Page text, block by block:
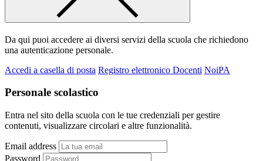
Da qui puoi accedere ai diversi servizi della scuola che richiedono
una autenticazione personale.
Accedi a casella di posta Registro elettronico Docenti NoiPA
Personale scolastico
Entra nel sito della scuola con le tue credenziali per gestire
contenuti, visualizzare circolari e altre funzionalità.
Email address
Password